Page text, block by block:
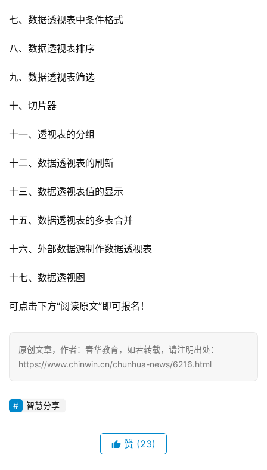
七、数据透视表中条件格式
八、数据透视表排序
九、数据透视表筛选
十、切片器
十一、透视表的分组
十二、数据透视表的刷新
十三、数据透视表值的显示
十五、数据透视表的多表合并
十六、外部数据源制作数据透视表
十七、数据透视图
可点击下方“阅读原文”即可报名！
原创文章，作者：春华教育，如若转载，请注明出处：
https://www.chinwin.cn/chunhua-news/6216.html
智慧分享
赞 (23)